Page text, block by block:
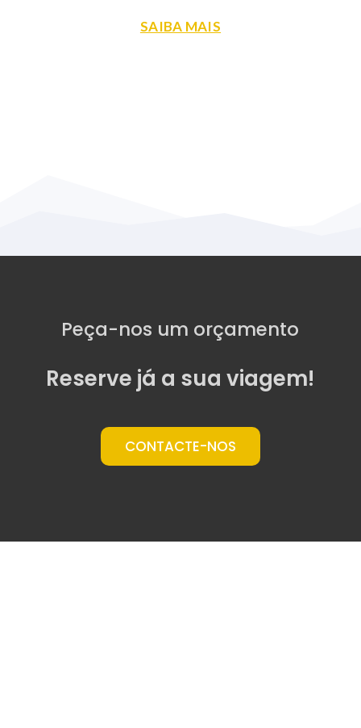
SAIBA MAIS
Peça-nos um orçamento
Reserve já a sua viagem!
CONTACTE-NOS